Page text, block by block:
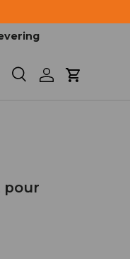
Søg Log indKurv
pour